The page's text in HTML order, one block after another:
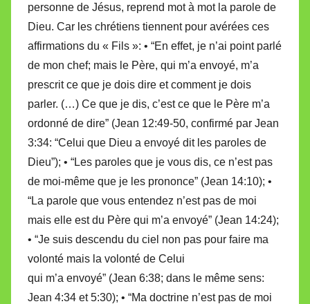
personne de Jésus, reprend mot à mot la parole de
Dieu. Car les chrétiens tiennent pour avérées ces
affirmations du « Fils »: • “En effet, je n’ai point parlé
de mon chef; mais le Père, qui m’a envoyé, m’a
prescrit ce que je dois dire et comment je dois
parler. (…) Ce que je dis, c’est ce que le Père m’a
ordonné de dire” (Jean 12:49-50, confirmé par Jean
3:34: “Celui que Dieu a envoyé dit les paroles de
Dieu”); • “Les paroles que je vous dis, ce n’est pas
de moi-même que je les prononce” (Jean 14:10); •
“La parole que vous entendez n’est pas de moi
mais elle est du Père qui m’a envoyé” (Jean 14:24);
• “Je suis descendu du ciel non pas pour faire ma
volonté mais la volonté de Celui
qui m’a envoyé” (Jean 6:38; dans le même sens:
Jean 4:34 et 5:30); • “Ma doctrine n’est pas de moi